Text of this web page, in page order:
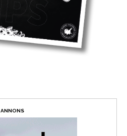
ANNONS